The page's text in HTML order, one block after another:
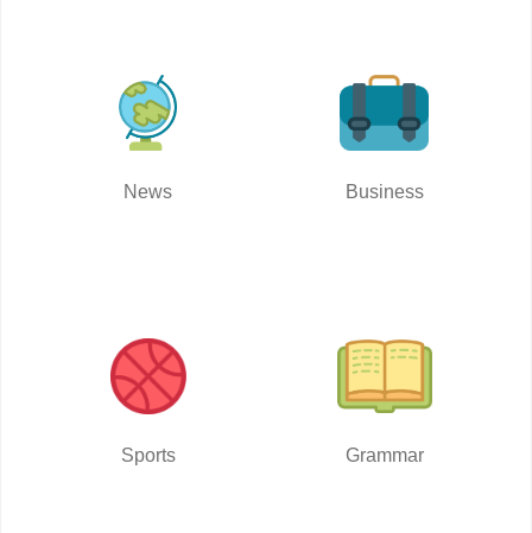
News Business
Sports Grammar